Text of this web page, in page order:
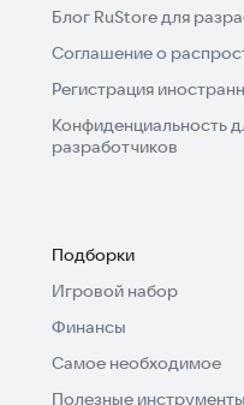
Блог RuStore для
Соглашение о
Регистрация
Конфиденциальность
разработчиков
Подборки
Игровой набор
Финансы
Самое необходимое
Полезные инструменты